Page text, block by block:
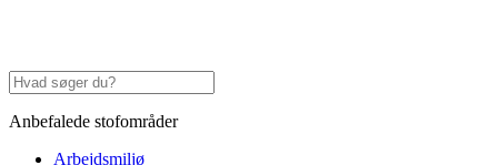
Anbefalede stofområder
Arbejdsmiljø